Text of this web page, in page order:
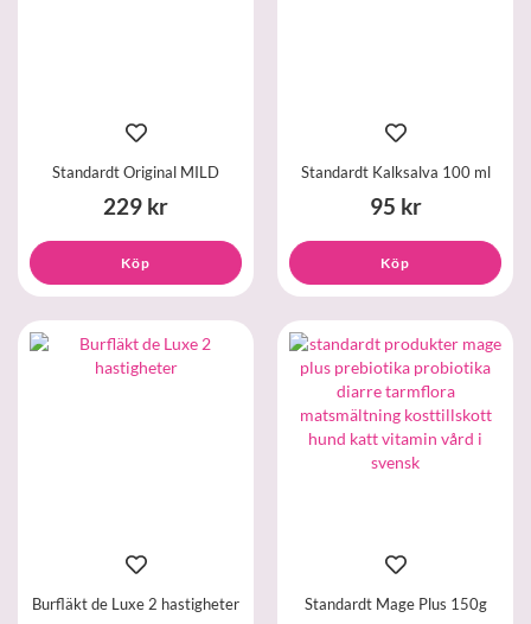
Standardt Original MILD
229 kr
Köp
Standardt Kalksalva 100 ml
95 kr
Köp
Burfläkt de Luxe 2 hastigheter Standardt Mage Plus 150g